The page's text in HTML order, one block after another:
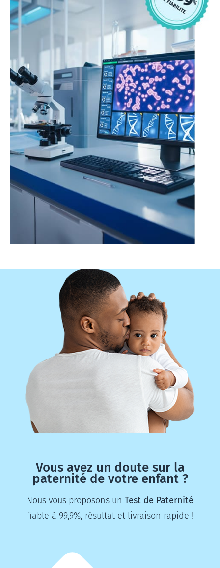
Vous avez un doute sur la
paternité de votre enfant ?
Nous vous proposons un Test de Paternité
fiable à 99,9%, résultat et livraison rapide !